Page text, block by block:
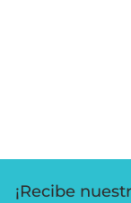
¡Recibe